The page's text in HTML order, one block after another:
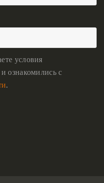
условия
и ознакомились с
.